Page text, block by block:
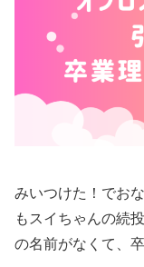
みいつけた！でお
もスイちゃんの続
の名前がなくて、